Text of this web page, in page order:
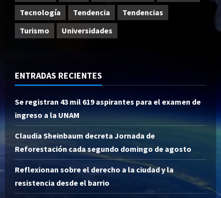
Tecnología
Tendencia
Tendencias
Turismo
Universidades
ENTRADAS RECIENTES
Se registran 43 mil 619 aspirantes para el examen de
ingreso a la UNAM
Claudia Sheinbaum decreta Jornada de
Reforestación cada segundo domingo de agosto
Reflexionan sobre el derecho a la ciudad y la
resistencia desde el barrio